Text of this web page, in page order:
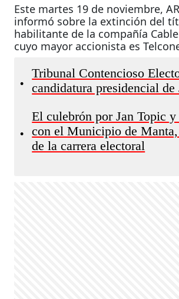
Este martes 19 de noviembre,
informó sobre la extinción del
habilitante de la compañía
cuyo mayor accionista es
•
Tribunal Contencioso
candidatura presidencial de
•
El culebrón por Jan Topic y
con el Municipio de
de la carrera electoral